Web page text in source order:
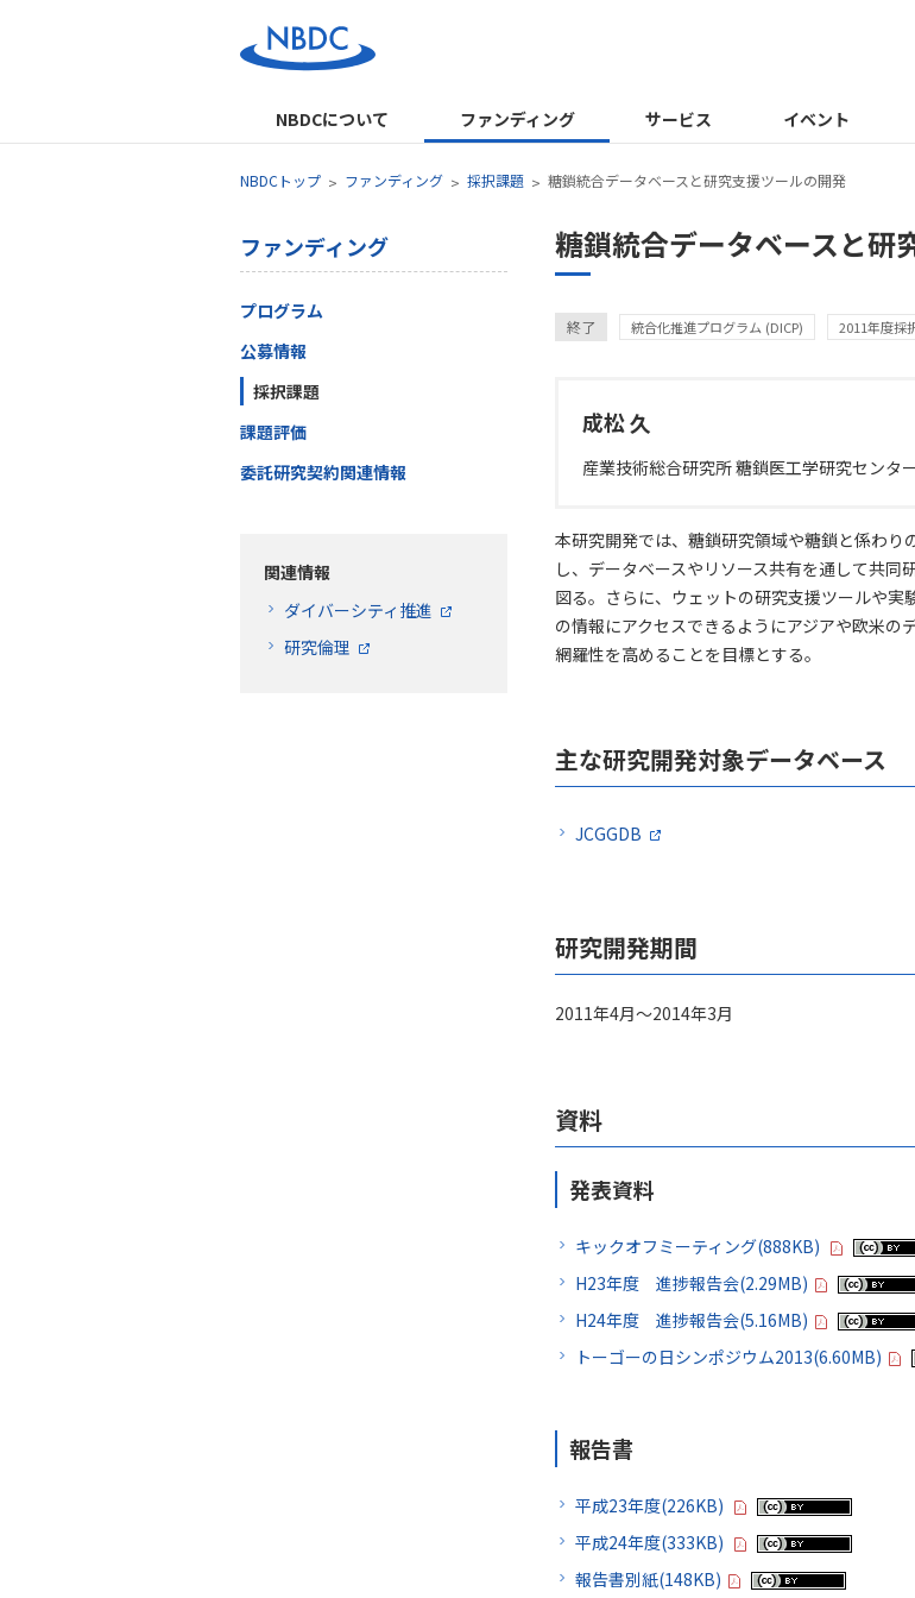
NBDCについて ファンディング サービス イベント
NBDCトップ ファンディング 採択課題 糖鎖統合データベースと研究支援ツールの開発
糖鎖統合データベースと研
カテゴリ
終了 統合化推進プログラム (DICP) 2011年度採
成松 久
産業技術総合研究所 糖鎖医工学研究センタ
研究開発の概要
本研究開発では、糖鎖研究領域や糖鎖と係わ
し、データベースやリソース共有を通して共
図る。さらに、ウェットの研究支援ツールや実
の情報にアクセスできるようにアジアや欧米の
網羅性を高めることを目標とする。
主な研究開発対象データベース
JCGGDB
研究開発期間
2011年4月～2014年3月
資料
発表資料
キックオフミーティング(888KB)
H23年度 進捗報告会(2.29MB)
H24年度 進捗報告会(5.16MB)
トーゴーの日シンポジウム2013(6.60MB)
報告書
平成23年度(226KB)
平成24年度(333KB)
報告書別紙(148KB)
ファンディング
プログラム
公募情報
採択課題
課題評価
委託研究契約関連情報
関連情報
ダイバーシティ推進
研究倫理